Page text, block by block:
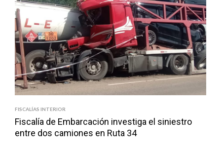
FISCALÍAS INTERIOR
Fiscalía de Embarcación investiga el siniestro
entre dos camiones en Ruta 34